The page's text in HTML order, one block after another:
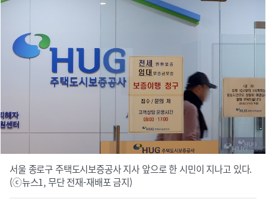
서울 종로구 주택도시보증공사 지사 앞으로 한 시민이 지나고 있다.
(ⓒ뉴스1, 무단 전재-재배포 금지)